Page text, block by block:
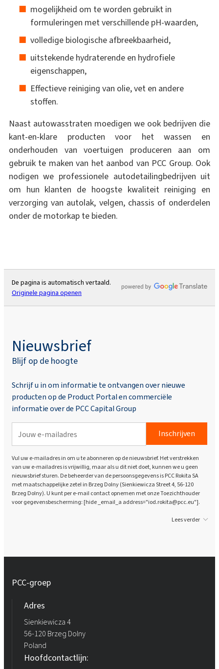
mogelijkheid om te worden gebruikt in
formuleringen met verschillende pH-waarden,
volledige biologische afbreekbaarheid,
uitstekende hydraterende en hydrofiele
eigenschappen,
Effectieve reiniging van olie, vet en andere
stoffen.
Naast autowasstraten moedigen we ook bedrijven die
kant-en-klare producten voor het wassen en
onderhouden van voertuigen produceren aan om
gebruik te maken van het aanbod van PCC Group. Ook
nodigen we professionele autodetailingbedrijven uit
om hun klanten de hoogste kwaliteit reiniging en
verzorging van autolak, velgen, chassis of onderdelen
onder de motorkap te bieden.
De pagina is automatisch vertaald.
Originele pagina openen
Nieuwsbrief
Blijf op de hoogte
Schrijf u in om informatie te ontvangen over nieuwe
producten op de Product Portal en commerciële
informatie over de PCC Capital Group
Inschrijven
Vul uw e-mailadres in om u te abonneren op de nieuwsbrief. Het verstrekken
van uw e-mailadres is vrijwillig, maar als u dit niet doet, kunnen we u geen
nieuwsbrief sturen. De beheerder van de persoonsgegevens is PCC Rokita SA
met maatschappelijke zetel in Brzeg Dolny (Sienkiewicza Street 4, 56-120
Brzeg Dolny). U kunt per e-mail contact opnemen met onze Toezichthouder
voor gegevensbescherming: [hide _email_a address="iod.rokita@pcc.eu"].
Lees verder
PCC-groep
Adres
Sienkiewicza 4
56-120 Brzeg Dolny
Poland
Hoofdcontactlijn: